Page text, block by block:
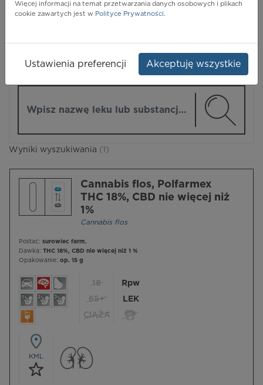
Wyniki wyszukiwania (1)
Cannabis flos, Polfarmex
THC 18%, CBD nie więcej niż
1%
Cannabis flos
Postać: surowiec farm.
Dawka: THC 18%, CBD nie więcej niż 1 %
Opakowanie: op. 15 g
18
65+
CIĄŻA
Rpw
LEK
KML
Więcej informacji na temat przetwarzania danych osobowych i plikach
cookie zawartych jest w Polityce Prywatności.
Ustawienia preferencji Akceptuję wszystkie